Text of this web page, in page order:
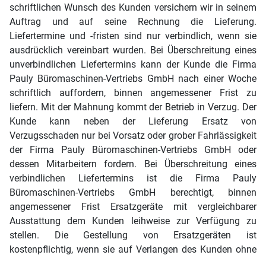
schriftlichen Wunsch des Kunden versichern wir in seinem
Auftrag und auf seine Rechnung die Lieferung.
Liefertermine und -fristen sind nur verbindlich, wenn sie
ausdrücklich vereinbart wurden. Bei Überschreitung eines
unverbindlichen Liefertermins kann der Kunde die Firma
Pauly Büromaschinen-Vertriebs GmbH nach einer Woche
schriftlich auffordern, binnen angemessener Frist zu
liefern. Mit der Mahnung kommt der Betrieb in Verzug. Der
Kunde kann neben der Lieferung Ersatz von
Verzugsschaden nur bei Vorsatz oder grober Fahrlässigkeit
der Firma Pauly Büromaschinen-Vertriebs GmbH oder
dessen Mitarbeitern fordern. Bei Überschreitung eines
verbindlichen Liefertermins ist die Firma Pauly
Büromaschinen-Vertriebs GmbH berechtigt, binnen
angemessener Frist Ersatzgeräte mit vergleichbarer
Ausstattung dem Kunden leihweise zur Verfügung zu
stellen. Die Gestellung von Ersatzgeräten ist
kostenpflichtig, wenn sie auf Verlangen des Kunden ohne